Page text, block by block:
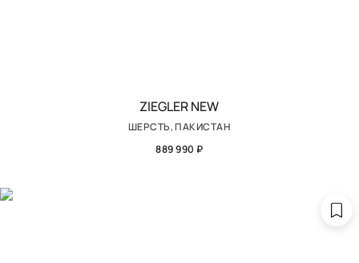
ZIEGLER NEW
ШЕРСТЬ, ПАКИСТАН
889 990 ₽